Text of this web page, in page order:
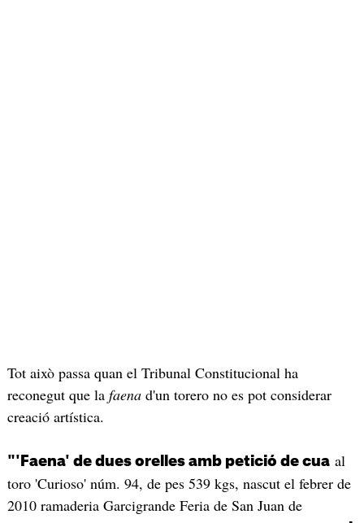
Tot això passa quan el Tribunal Constitucional ha
reconegut que lafaenad'un torero no es pot considerar
creació artística.
"'Faena' de dues orelles amb petició de cuaal
toro 'Curioso' núm. 94, de pes 539 kgs, nascut el febrer de
2010 ramaderia Garcigrande Feria de San Juan de